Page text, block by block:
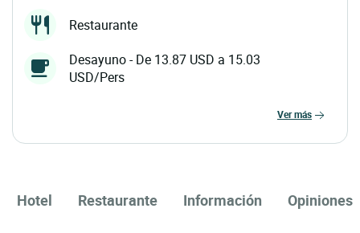
Restaurante
Desayuno - De 13.87 USD a 15.03
USD/Pers
ver más
Hotel Restaurante Información Opiniones